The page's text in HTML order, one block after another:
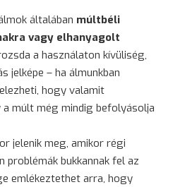
általában múltbéli
vagy elhanyagolt
a használaton kívüliség,
jelképe – ha álmunkban
hogy valamit
múlt még mindig befolyásolja
jelenik meg, amikor régi
bukkannak fel az
emlékeztethet arra, hogy